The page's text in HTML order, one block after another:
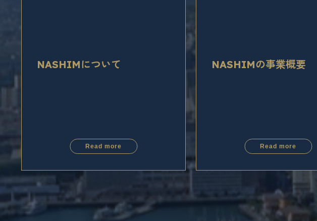
NASHIMについて
から世界への貢献と国際協力の推進に努
Read more
NASHIMの事業概要
Read more